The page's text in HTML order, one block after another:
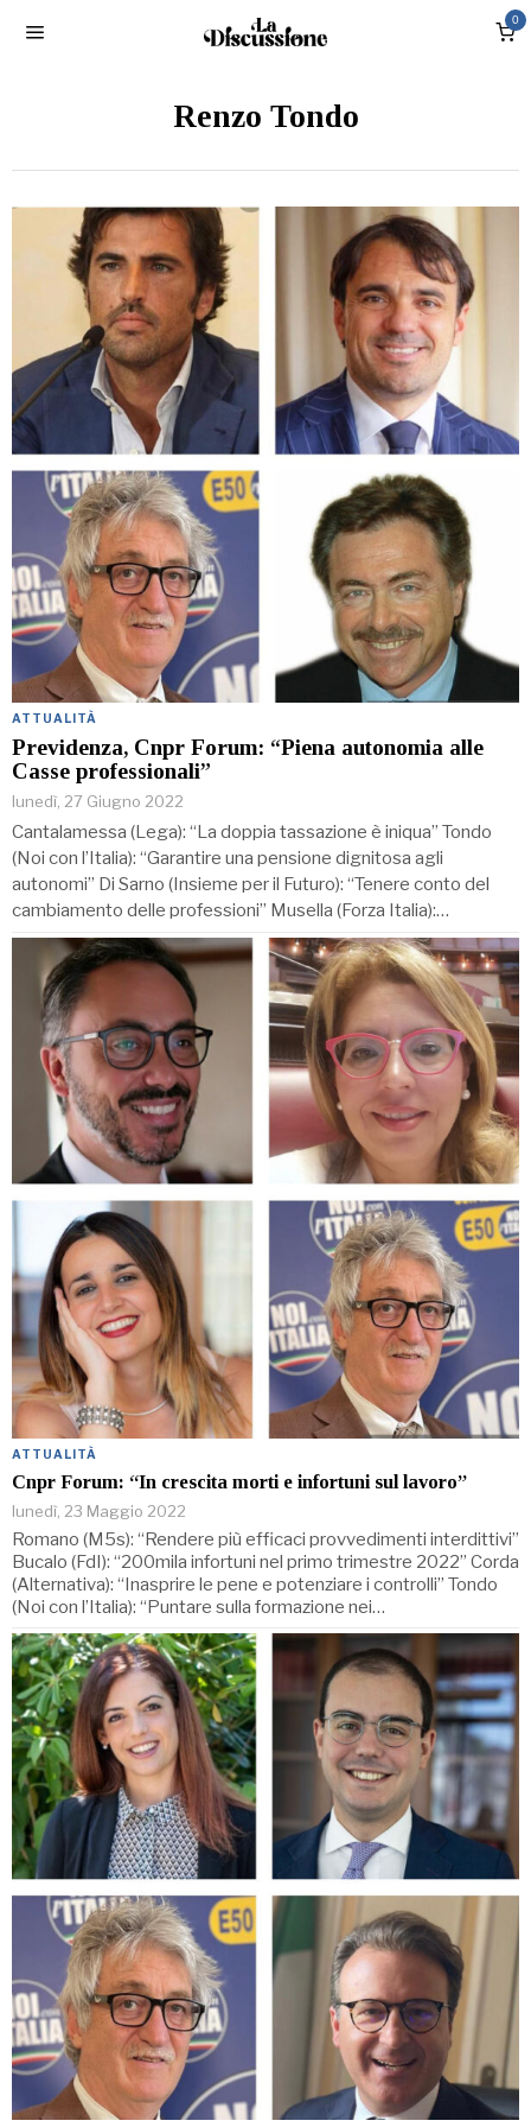
0
Renzo Tondo
ATTUALITÀ
Previdenza, Cnpr Forum: “Piena autonomia alle
Casse professionali”
lunedì, 27 Giugno 2022
Cantalamessa (Lega): “La doppia tassazione è iniqua” Tondo
(Noi con l’Italia): “Garantire una pensione dignitosa agli
autonomi” Di Sarno (Insieme per il Futuro): “Tenere conto del
cambiamento delle professioni” Musella (Forza Italia):…
ATTUALITÀ
Cnpr Forum: “In crescita morti e infortuni sul lavoro”
lunedì, 23 Maggio 2022
Romano (M5s): “Rendere più efficaci provvedimenti interdittivi”
Bucalo (FdI): “200mila infortuni nel primo trimestre 2022” Corda
(Alternativa): “Inasprire le pene e potenziare i controlli” Tondo
(Noi con l’Italia): “Puntare sulla formazione nei…